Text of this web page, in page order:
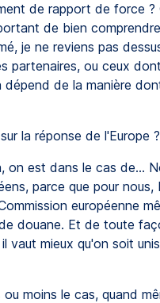
de rapport de force ?
de bien
je ne reviens pas
partenaires, ou ceux
de la manière
la réponse de l'Europe ?
on est dans le cas de...
parce que pour nous,
européenne
douane. Et de toute
vaut mieux qu'on soit
moins le cas, quand